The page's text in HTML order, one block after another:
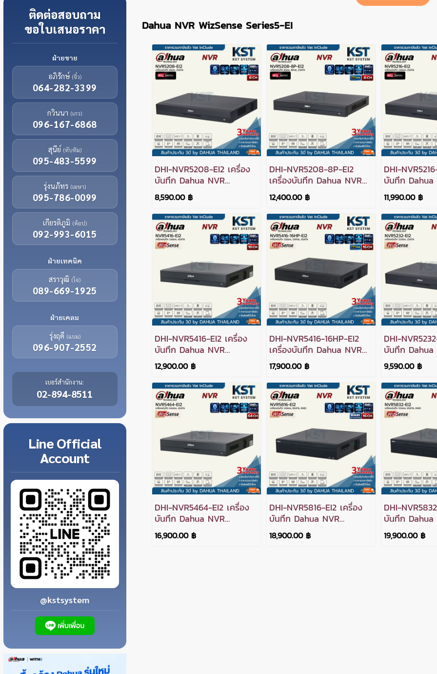
ติดต่อสอบถาม
ขอใบเสนอราคา
ฝ่ายขาย
อภิรักษ์ (จิ๋ว)
064-282-3399
กวินนา (เกว)
096-167-6868
สุนีย์ (ทับทิม)
095-483-5599
รุ่งนภัทร (เมษา)
095-786-0099
เกียรติภูมิ (ค้อป)
092-993-6015
ฝ่ายเทคนิค
สราวุฒิ (โจ)
089-669-1925
ฝ่ายเคลม
รุ่งฤดี (แบม)
096-907-2552
เบอร์สำนักงาน:
02-894-8511
LineOfficial
Account
@kstsystem
Dahua NVR WizSense Series5-EI
DHI-NVR5208-EI2 เครื่อง
บันทึก Dahua NVR
WizSense 8ช่อง 2SATA
8,590.00 ฿
DHI-NVR5208-8P-EI2
เครื่องบันทึก Dahua NVR
WizSense 8ช่อง 8PoE
2SATA
12,400.00 ฿
DHI-
บันทึก Dahua
WizSense 16ช่
11,990.00 ฿
DHI-NVR5416-EI2 เครื่อง
บันทึก Dahua NVR
WizSense 16ช่อง 4SATA
12,900.00 ฿
DHI-NVR5416-16HP-EI2
เครื่องบันทึก Dahua NVR
WizSense 16ช่อง 16PoE
4SATA
17,900.00 ฿
DHI-
บันทึก Dahua
WizSense 32
9,590.00 ฿
DHI-NVR5464-EI2 เครื่อง
บันทึก Dahua NVR
WizSense 64ช่อง 4SATA
16,900.00 ฿
DHI-NVR5816-EI2 เครื่อง
บันทึก Dahua NVR
WizSense 16ช่อง 8SATA
18,900.00 ฿
DHI-
บันทึก Dahua
WizSense 32
19,900.00 ฿